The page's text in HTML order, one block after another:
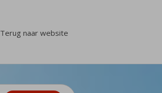
Terug naar website